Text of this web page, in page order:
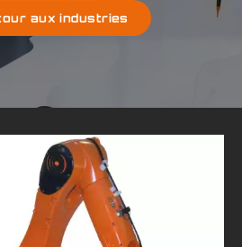
aux industries